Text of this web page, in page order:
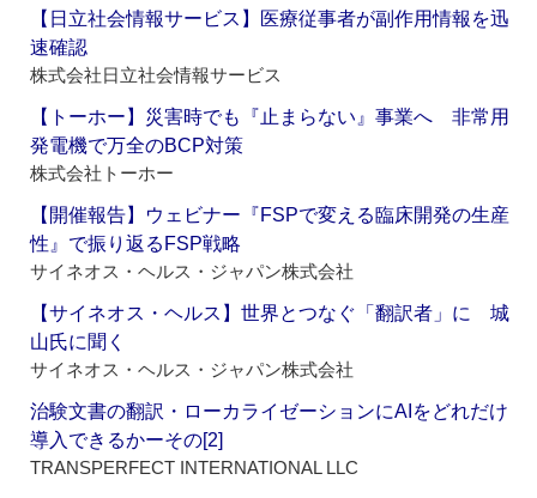
【日立社会情報サービス】医療従事者が副作用情報を迅
速確認
株式会社日立社会情報サービス
【トーホー】災害時でも『止まらない』事業へ 非常用
発電機で万全のBCP対策
株式会社トーホー
【開催報告】ウェビナー『FSPで変える臨床開発の生産
性』で振り返るFSP戦略
サイネオス・ヘルス・ジャパン株式会社
【サイネオス・ヘルス】世界とつなぐ「翻訳者」に 城
山氏に聞く
サイネオス・ヘルス・ジャパン株式会社
治験文書の翻訳・ローカライゼーションにAIをどれだけ
導入できるかーその[2]
TRANSPERFECT INTERNATIONAL LLC